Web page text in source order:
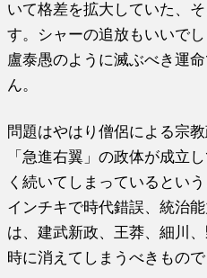
いて格差を拡大していた、
す。シャーの追放もいいで
盧泰愚のように滅ぶべき運
ん。
問題はやはり僧侶による宗
「急進右翼」の政体が成立
く続いてしまっているとい
インチキで時代錯誤、統治
は、建武新政、王莽、細川
時に消えてしまうべきもので